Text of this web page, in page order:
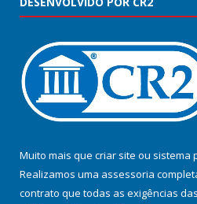
Muito mais que criar site ou sistema
Realizamos uma assessoria
contrato que todas as exigências das